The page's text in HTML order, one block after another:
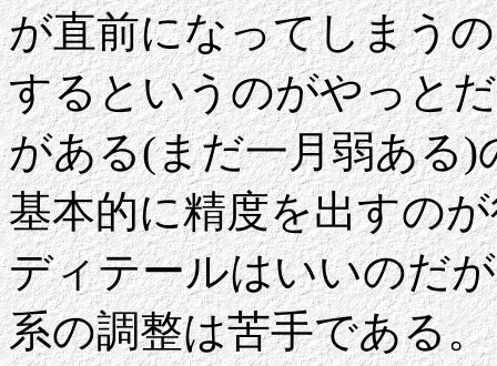
が直前になってしまう
するというのがやっと
がある(まだ一月弱ある
基本的に精度を出すの
ディテールはいいのだ
系の調整は苦手である